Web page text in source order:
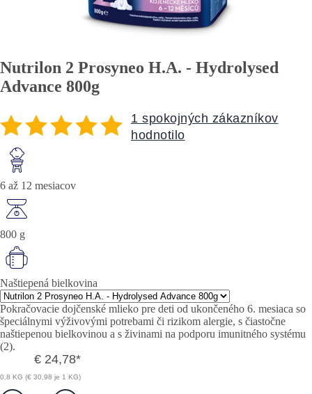
Nutrilon 2 Prosyneo H.A. - Hydrolysed
Advance 800g
1 spokojných zákazníkov
hodnotilo
6 až 12 mesiacov
800 g
Naštiepená bielkovina
Pokračovacie dojčenské mlieko pre deti od ukončeného 6. mesiaca so
špeciálnymi výživovými potrebami či rizikom alergie, s čiastočne
naštiepenou bielkovinou a s živinami na podporu imunitného systému
(2).
€ 24,78*
0,8 KG (€ 30,98 je 1 KG)